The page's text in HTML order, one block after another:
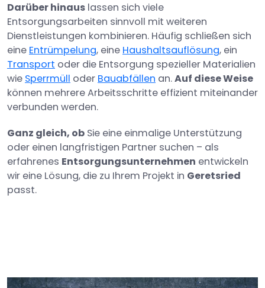
Darüber hinaus lassen sich viele
Entsorgungsarbeiten sinnvoll mit weiteren
Dienstleistungen kombinieren. Häufig schließen sich
eine Entrümpelung, eine Haushaltsauflösung, ein
Transport oder die Entsorgung spezieller Materialien
wie Sperrmüll oder Bauabfällen an.Auf diese Weise
können mehrere Arbeitsschritte effizient miteinander
verbunden werden.
Ganz gleich, ob Sie eine einmalige Unterstützung
oder einen langfristigen Partner suchen – als
erfahrenes Entsorgungsunternehmen entwickeln
wir eine Lösung, die zu Ihrem Projekt in Geretsried
passt.